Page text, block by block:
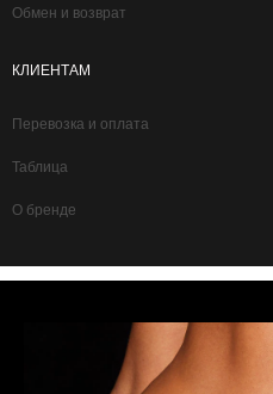
КЛИЕНТАМ
Обмен и возврат
Перевозка и оплата
Таблица
О бренде